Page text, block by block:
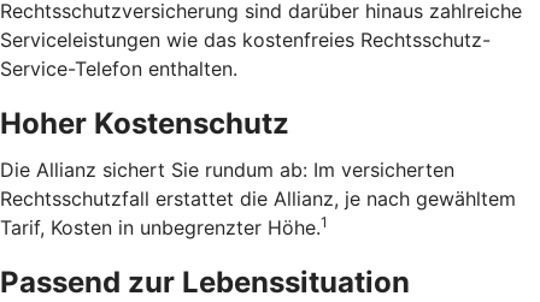
Rechtsschutzversicherung sind darüber hinaus zahlreiche
Serviceleistungen wie das kostenfreies Rechtsschutz-
Service-Telefon enthalten.
Hoher Kostenschutz
Die Allianz sichert Sie rundum ab: Im versicherten
Rechtsschutzfall erstattet die Allianz, je nach gewähltem
Tarif, Kosten in unbegrenzter Höhe.1
Passend zur Lebenssituation